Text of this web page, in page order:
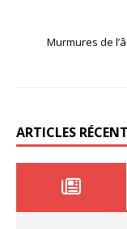
Murmures de
ARTICLES